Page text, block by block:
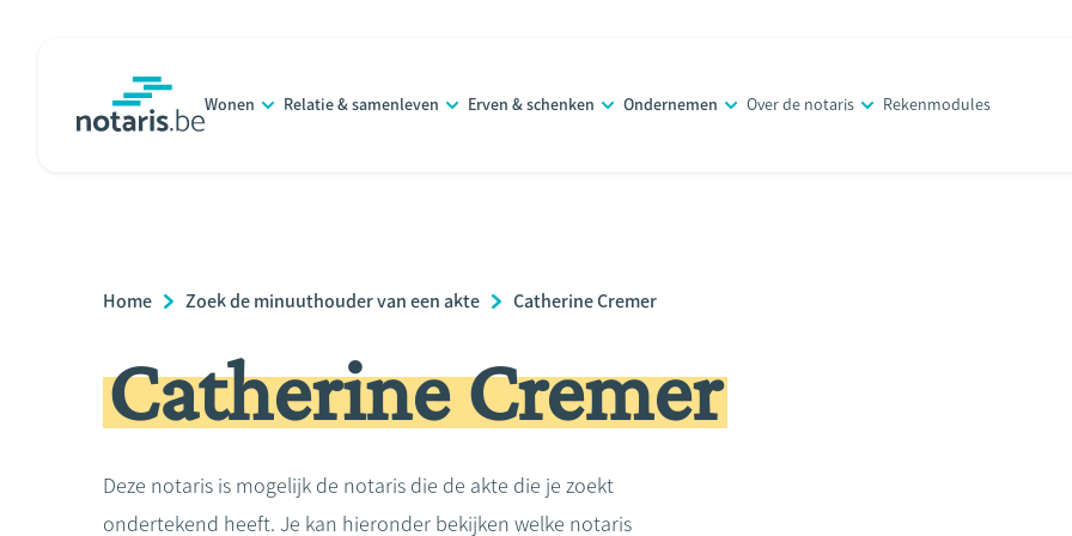
Wonen Relatie & samenleven Erven & schenken Ondernemen Over de notaris Rekenmodules
Breadcrumb
Home Zoek de minuuthouder van een akte Catherine Cremer
Catherine Cremer
Deze notaris is mogelijk de notaris die de akte die je zoekt
ondertekend heeft. Je kan hieronder bekijken welke notaris